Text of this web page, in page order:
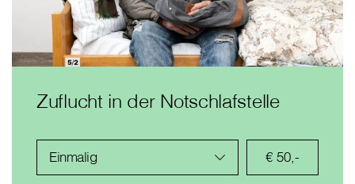
Zuflucht in der Notschlafstelle
Einmalig